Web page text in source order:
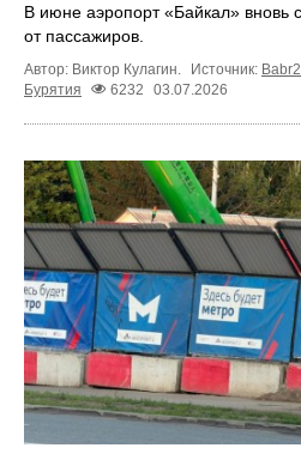
В июне аэропорт «Байкал» вновь
от пассажиров.
Автор: Виктор Кулагин. Источник:
Бурятия
6232 03.07.2026